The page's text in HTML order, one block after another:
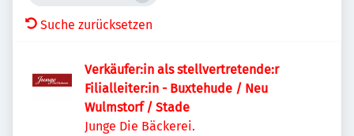
Suche zurücksetzen
Verkäufer:in als stellvertretende:r
Filialleiter:in - Buxtehude / Neu
Wulmstorf / Stade
Junge Die Bäckerei.